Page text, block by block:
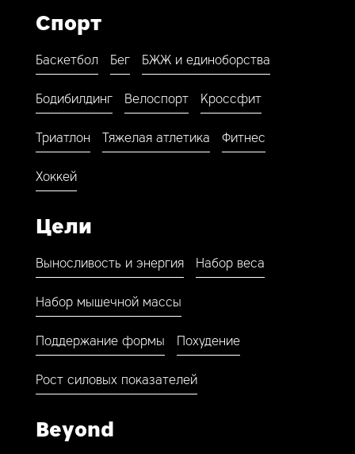
Спорт
Баскетбол Бег БЖЖ и единоборства
Бодибилдинг Велоспорт Кроссфит
Триатлон Тяжелая атлетика Фитнес
Хоккей
Цели
Выносливость и энергия Набор веса
Набор мышечной массы
Поддержание формы Похудение
Рост силовых показателей
Beyond